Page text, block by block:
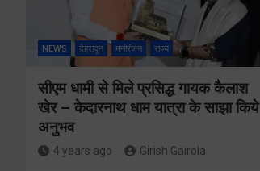
NEWS देहरादून मनोरंजन राज्य
सीएम धामी से मिले प्रसिद्ध गायक कैलाश
खेर – केदारनाथ धाम यात्रा के साझा किये
अनुभव
4 years ago Girish Gairola